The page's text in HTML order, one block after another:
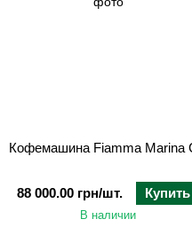
Кофемашина Fiamma Marina
88 000.00 грн/шт. Купить
В наличии